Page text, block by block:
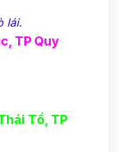
lái.
TP Quy
Tổ, TP